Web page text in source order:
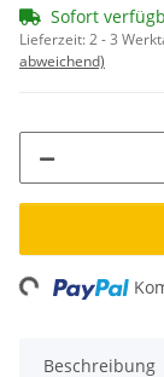
Sofort
Lieferzeit:2 - 3
abweichend)
Beschreibung